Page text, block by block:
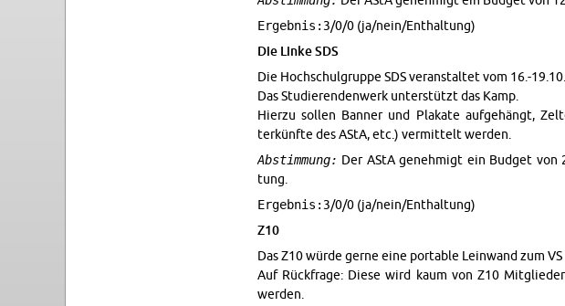
Ergebnis: 3/0/0 (ja/nein/En­thal­tung)
Die Linke SDS
Die Hochschul­gruppe SDS ve­r­anstal­tet vom 16.-
Das Studieren­den­werk un­terstützt das Kamp.
Hi­erzu sollen Ban­ner und Plakate aufgehängt,
terkünfte des AStA, etc.) ver­mit­telt wer­den.
Abstimmung: Der AStA genehmigt ein Bud­get von
tung.
Ergebnis: 3/0/0 (ja/nein/En­thal­tung)
Z10
Das Z10 würde gerne eine portable Lein­wand zum
Auf Rück­frage: Diese wird kaum von Z10
wer­den.